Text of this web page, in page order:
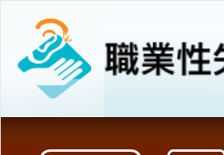
到
內
容